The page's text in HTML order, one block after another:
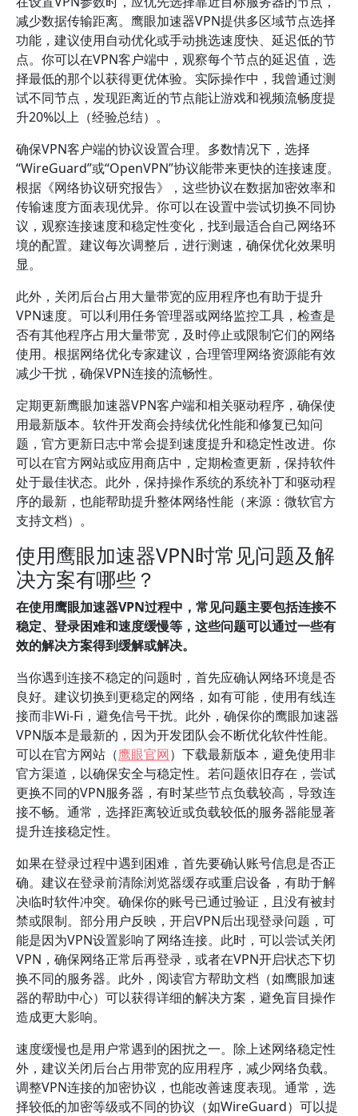
减少数据传输距离。鹰眼加速器VPN提供多区域节点选择
功能，建议使用自动优化或手动挑选速度快、延迟低的节
点。你可以在VPN客户端中，观察每个节点的延迟值，选
择最低的那个以获得更优体验。实际操作中，我曾通过测
试不同节点，发现距离近的节点能让游戏和视频流畅度提
升20%以上（经验总结）。
确保VPN客户端的协议设置合理。多数情况下，选择
“WireGuard”或“OpenVPN”协议能带来更快的连接速度。
根据《网络协议研究报告》，这些协议在数据加密效率和
传输速度方面表现优异。你可以在设置中尝试切换不同协
议，观察连接速度和稳定性变化，找到最适合自己网络环
境的配置。建议每次调整后，进行测速，确保优化效果明
显。
此外，关闭后台占用大量带宽的应用程序也有助于提升
VPN速度。可以利用任务管理器或网络监控工具，检查是
否有其他程序占用大量带宽，及时停止或限制它们的网络
使用。根据网络优化专家建议，合理管理网络资源能有效
减少干扰，确保VPN连接的流畅性。
定期更新鹰眼加速器VPN客户端和相关驱动程序，确保使
用最新版本。软件开发商会持续优化性能和修复已知问
题，官方更新日志中常会提到速度提升和稳定性改进。你
可以在官方网站或应用商店中，定期检查更新，保持软件
处于最佳状态。此外，保持操作系统的系统补丁和驱动程
序的最新，也能帮助提升整体网络性能（来源：微软官方
支持文档）。
使用鹰眼加速器VPN时常见问题及解
决方案有哪些？
在使用鹰眼加速器VPN过程中，常见问题主要包括连接不
稳定、登录困难和速度缓慢等，这些问题可以通过一些有
效的解决方案得到缓解或解决。
当你遇到连接不稳定的问题时，首先应确认网络环境是否
良好。建议切换到更稳定的网络，如有可能，使用有线连
接而非Wi-Fi，避免信号干扰。此外，确保你的鹰眼加速器
VPN版本是最新的，因为开发团队会不断优化软件性能。
可以在官方网站（鹰眼官网）下载最新版本，避免使用非
官方渠道，以确保安全与稳定性。若问题依旧存在，尝试
更换不同的VPN服务器，有时某些节点负载较高，导致连
接不畅。通常，选择距离较近或负载较低的服务器能显著
提升连接稳定性。
如果在登录过程中遇到困难，首先要确认账号信息是否正
确。建议在登录前清除浏览器缓存或重启设备，有助于解
决临时软件冲突。确保你的账号已通过验证，且没有被封
禁或限制。部分用户反映，开启VPN后出现登录问题，可
能是因为VPN设置影响了网络连接。此时，可以尝试关闭
VPN，确保网络正常后再登录，或者在VPN开启状态下切
换不同的服务器。此外，阅读官方帮助文档（如鹰眼加速
器的帮助中心）可以获得详细的解决方案，避免盲目操作
造成更大影响。
速度缓慢也是用户常遇到的困扰之一。除上述网络稳定性
外，建议关闭后台占用带宽的应用程序，减少网络负载。
调整VPN连接的加密协议，也能改善速度表现。通常，选
择较低的加密等级或不同的协议（如WireGuard）可以提